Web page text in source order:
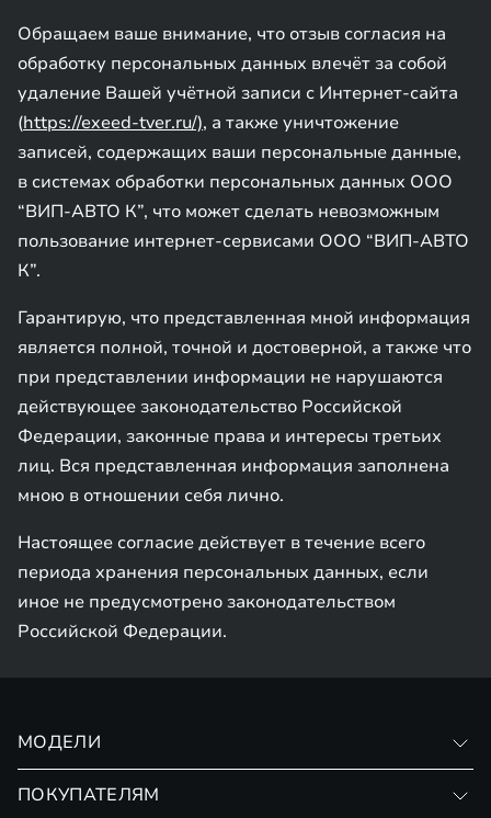
Обращаем ваше внимание, что отзыв согласия на
обработку персональных данных влечёт за собой
удаление Вашей учётной записи с Интернет-сайта
(https://exeed-tver.ru/), а также уничтожение
записей, содержащих ваши персональные данные,
в системах обработки персональных данных ООО
“ВИП-АВТО К”, что может сделать невозможным
пользование интернет-сервисами ООО “ВИП-АВТО
К”.
Гарантирую, что представленная мной информация
является полной, точной и достоверной, а также что
при представлении информации не нарушаются
действующее законодательство Российской
Федерации, законные права и интересы третьих
лиц. Вся представленная информация заполнена
мною в отношении себя лично.
Настоящее согласие действует в течение всего
периода хранения персональных данных, если
иное не предусмотрено законодательством
Российской Федерации.
МОДЕЛИ
ПОКУПАТЕЛЯМ